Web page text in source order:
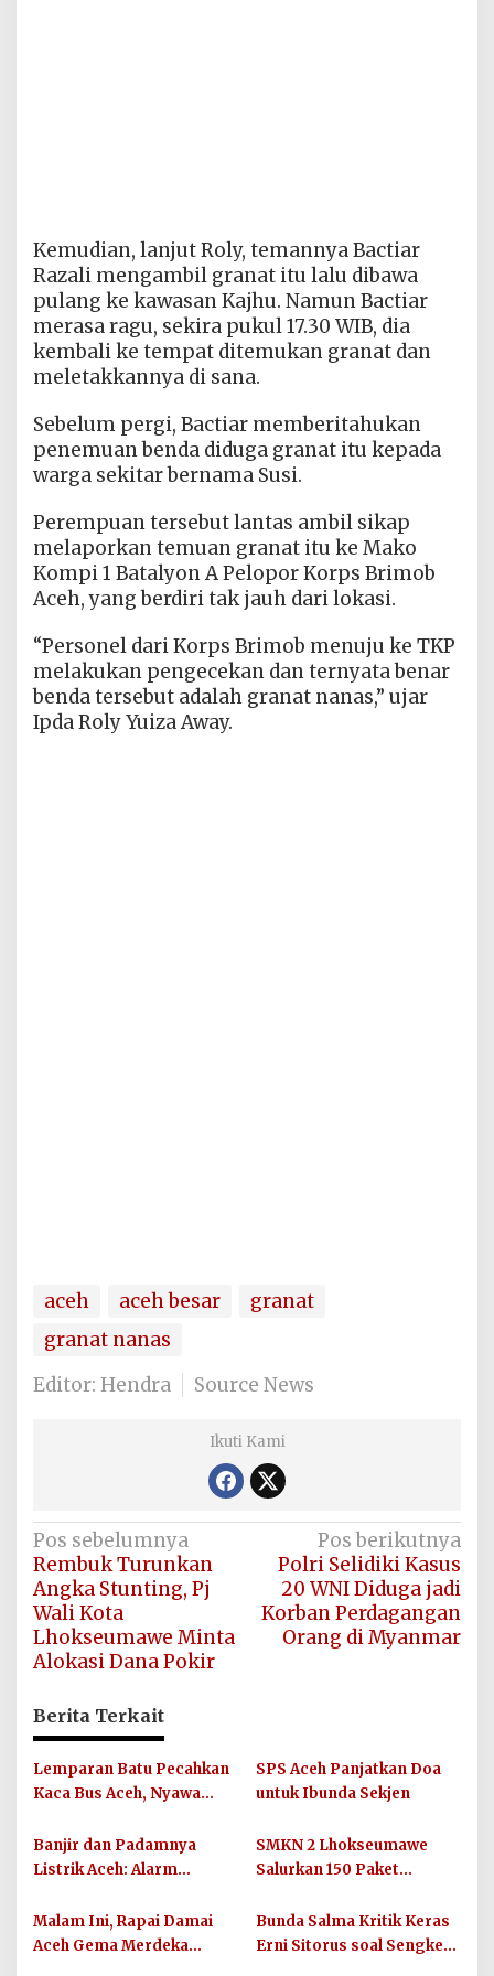
Kemudian, lanjut Roly, temannya Bactiar
Razali mengambil granat itu lalu dibawa
pulang ke kawasan Kajhu. Namun Bactiar
merasa ragu, sekira pukul 17.30 WIB, dia
kembali ke tempat ditemukan granat dan
meletakkannya di sana.
Sebelum pergi, Bactiar memberitahukan
penemuan benda diduga granat itu kepada
warga sekitar bernama Susi.
Perempuan tersebut lantas ambil sikap
melaporkan temuan granat itu ke Mako
Kompi 1 Batalyon A Pelopor Korps Brimob
Aceh, yang berdiri tak jauh dari lokasi.
“Personel dari Korps Brimob menuju ke TKP
melakukan pengecekan dan ternyata benar
benda tersebut adalah granat nanas,” ujar
Ipda Roly Yuiza Away.
aceh aceh besar
granat
granat nanas
Editor: Hendra
Source News
Ikuti Kami
Navigasi
pos
Pos sebelumnya
Rembuk Turunkan
Angka Stunting, Pj
Wali Kota
Lhokseumawe Minta
Alokasi Dana Pokir
Pos berikutnya
Polri Selidiki Kasus
20 WNI Diduga jadi
Korban Perdagangan
Orang di Myanmar
Berita Terkait
Lemparan Batu Pecahkan
Kaca Bus Aceh, Nyawa
Terancam
SPS Aceh Panjatkan Doa
untuk Ibunda Sekjen
Banjir dan Padamnya
Listrik Aceh: Alarm
SMKN 2 Lhokseumawe
Salurkan 150 Paket
Siswa Terdampak Banjir
Bandang
Malam Ini, Rapai Damai
Aceh Gema Merdeka
Bunda Salma Kritik Keras
Erni Sitorus soal Sengketa